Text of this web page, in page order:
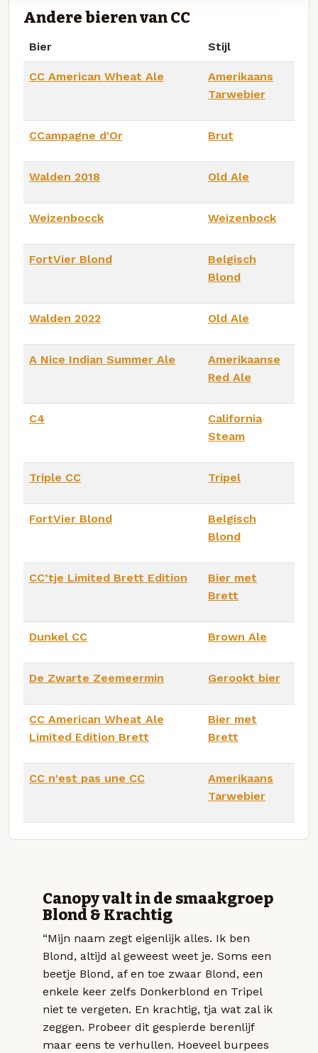
Andere bieren van CC
Bier Stijl
CC American Wheat Ale
Amerikaans
Tarwebier
CCampagne d'Or Brut
Walden 2018 Old Ale
Weizenbocck Weizenbock
FortVier Blond
Belgisch
Blond
Walden 2022 Old Ale
A Nice Indian Summer Ale
Amerikaanse
Red Ale
C4
California
Steam
Triple CC Tripel
FortVier Blond
Belgisch
Blond
CC’tje Limited Brett Edition
Bier met
Brett
Dunkel CC Brown Ale
De Zwarte Zeemeermin Gerookt bier
CC American Wheat Ale
Limited Edition Brett
Bier met
Brett
CC n'est pas une CC
Amerikaans
Tarwebier
Canopy valt in de smaakgroep
Blond & Krachtig
“Mijn naam zegt eigenlijk alles. Ik ben
Blond, altijd al geweest weet je. Soms een
beetje Blond, af en toe zwaar Blond, een
enkele keer zelfs Donkerblond en Tripel
niet te vergeten. En krachtig, tja wat zal ik
zeggen. Probeer dit gespierde berenlijf
maar eens te verhullen. Hoeveel burpees